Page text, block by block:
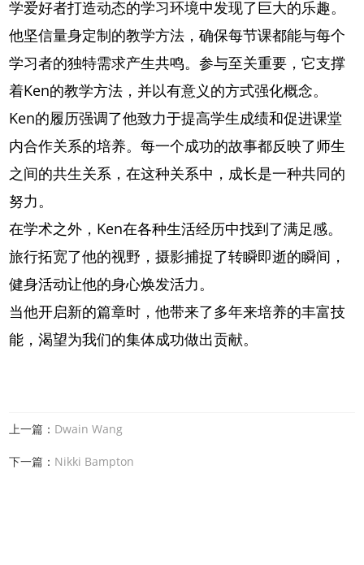
学爱好者打造动态的学习环境中发现了巨大的乐趣。
他坚信量身定制的教学方法，确保每节课都能与每个
学习者的独特需求产生共鸣。参与至关重要，它支撑
着Ken的教学方法，并以有意义的方式强化概念。
Ken的履历强调了他致力于提高学生成绩和促进课堂
内合作关系的培养。每一个成功的故事都反映了师生
之间的共生关系，在这种关系中，成长是一种共同的
努力。
在学术之外，Ken在各种生活经历中找到了满足感。
旅行拓宽了他的视野，摄影捕捉了转瞬即逝的瞬间，
健身活动让他的身心焕发活力。
当他开启新的篇章时，他带来了多年来培养的丰富技
能，渴望为我们的集体成功做出贡献。
上一篇： Dwain Wang
下一篇： Nikki Bampton